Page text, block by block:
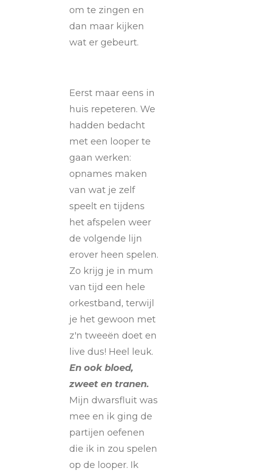
om te zingen en
dan maar kijken
wat er gebeurt.
Eerst maar eens in
huis repeteren. We
hadden bedacht
met een looper te
gaan werken:
opnames maken
van wat je zelf
speelt en tijdens
het afspelen weer
de volgende lijn
erover heen spelen.
Zo krijg je in mum
van tijd een hele
orkestband, terwijl
je het gewoon met
z'n tweeën doet en
live dus! Heel leuk.
En ook bloed,
zweet en tranen.
Mijn dwarsfluit was
mee en ik ging de
partijen oefenen
die ik in zou spelen
op de looper. Ik